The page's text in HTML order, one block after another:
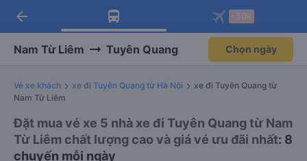
Tải app Vexere ngay!
Nhận ưu đãi thành viên độc
Mở app
Tải app Vexere
-30k/ghế khi đặt vé máy bay qua
Mở app
arrow_back
Nam Từ Liêm Tuyên Quang Chọn ngày
Vé xe khách xe đi Tuyên Quang từ Hà Nội
xe đi Tuyên Quang từ
Nam Từ Liêm
Đặt mua vé xe 5 nhà xe đi Tuyên Quang từ Nam
Từ Liêm chất lượng cao và giá vé ưu đãi nhất: 8
chuyến mỗi ngày